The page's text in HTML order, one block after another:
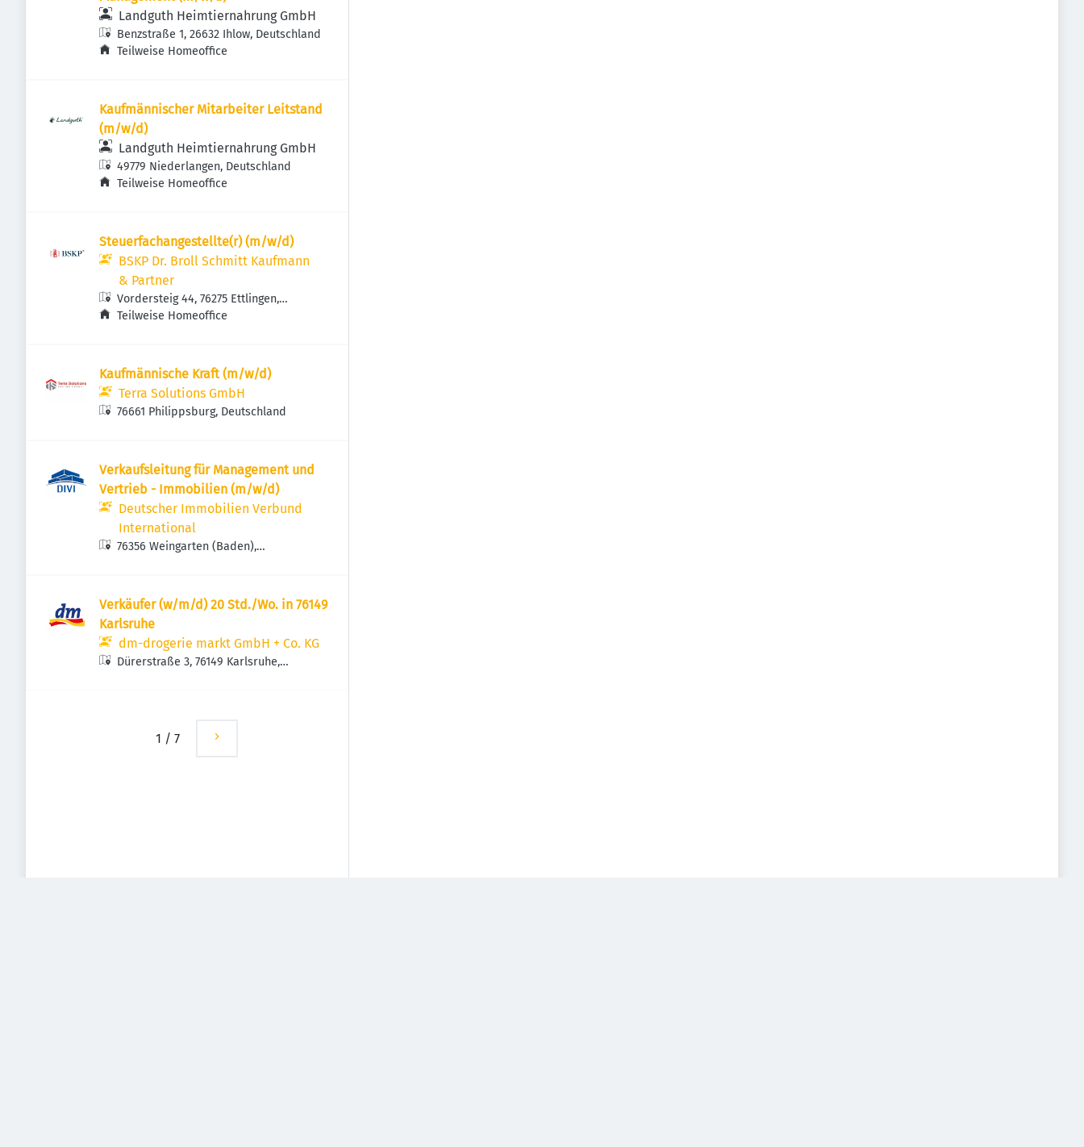
Landguth Heimtiernahrung GmbH
Benzstraße 1, 26632 Ihlow, Deutschland
Teilweise Homeoffice
Kaufmännischer Mitarbeiter Leitstand
(m/w/d)
Landguth Heimtiernahrung GmbH
49779 Niederlangen, Deutschland
Teilweise Homeoffice
Steuerfachangestellte(r) (m/w/d)
BSKP Dr. Broll Schmitt Kaufmann
& Partner
Vordersteig 44, 76275 Ettlingen,
Deutschland
Teilweise Homeoffice
Kaufmännische Kraft (m/w/d)
Terra Solutions GmbH
76661 Philippsburg, Deutschland
Verkaufsleitung für Management und
Vertrieb - Immobilien (m/w/d)
Deutscher Immobilien Verbund
International
76356 Weingarten (Baden),
Verkäufer (w/m/d) 20 Std./Wo. in 76149
Karlsruhe
dm-drogerie markt GmbH + Co. KG
Dürerstraße 3, 76149 Karlsruhe,
1 / 7